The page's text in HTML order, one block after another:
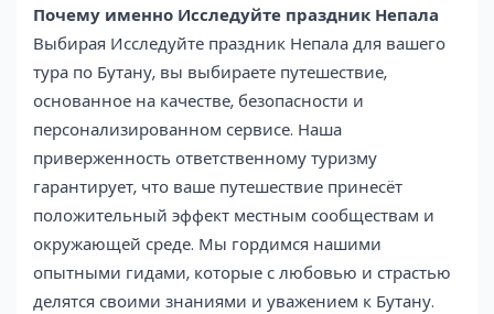
Почему именно Исследуйте праздник Непала
Выбирая Исследуйте праздник Непала для вашего
тура по Бутану, вы выбираете путешествие,
основанное на качестве, безопасности и
персонализированном сервисе. Наша
приверженность ответственному туризму
гарантирует, что ваше путешествие принесёт
положительный эффект местным сообществам и
окружающей среде. Мы гордимся нашими
опытными гидами, которые с любовью и страстью
делятся своими знаниями и уважением к Бутану.